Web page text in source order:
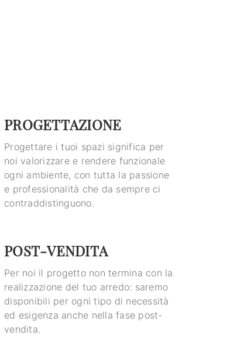
PROGETTAZIONE
Progettare i tuoi spazi significa per
noi valorizzare e rendere funzionale
ogni ambiente, con tutta la passione
e professionalità che da sempre ci
contraddistinguono.
POST-VENDITA
Per noi il progetto non termina con la
realizzazione del tuo arredo: saremo
disponibili per ogni tipo di necessità
ed esigenza anche nella fase post-
vendita.